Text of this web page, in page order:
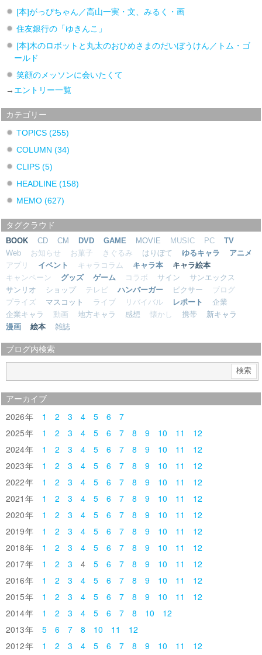
[本]がっぴちゃん／高山一実・文、みるく・画
住友銀行の「ゆきんこ」
[本]木のロボットと丸太のおひめさまのだいぼうけん／トム・ゴ
ールド
笑顔のメッソンに会いたくて
→ エントリー一覧
カテゴリー
TOPICS(255)
COLUMN(34)
CLIPS(5)
HEADLINE(158)
MEMO(627)
タグクラウド
BOOK CD CM DVD GAME MOVIE MUSIC PC
TV
Web
お知らせ お菓子 きぐるみ はりぼて ゆるキャラ
アニメ
アプリ
イベント キャラコラム キャラ本
キャラ絵本
キャンペーン
グッズ ゲーム コラボ サイン
サンエックス
サンリオ
ショップ テレビ ハンバーガー ピクサー
ブログ
プライズ
マスコット ライブ リバイバル レポート
企業
企業キャラ
動画 地方キャラ 感想 懐かし 携帯
新キャラ
漫画
絵本 雑誌
ブログ内検索
アーカイブ
2026 1 2 3 4 5 6
7
2025
1 2 3 4 5 6 7 8 9 10 11
12
2024
1 2 3 4 5 6 7 8 9 10 11
12
2023
1 2 3 4 5 6 7 8 9 10 11
12
2022
1 2 3 4 5 6 7 8 9 10 11
12
2021
1 2 3 4 5 6 7 8 9 10 11
12
2020
1 2 3 4 5 6 7 8 9 10 11
12
2019
1 2 3 4 5 6 7 8 9 10 11
12
2018
1 2 3 4 5 6 7 8 9 10 11
12
2017
1 2 3 4 5 6 7 8 9 10 11
12
2016
1 2 3 4 5 6 7 8 9 10 11
12
2015
1 2 3 4 5 6 7 8 9 10 11
12
2014
1 2 3 4 5 6 7 8 10
12
2013
5 6 7 8 10 11
12
2012
1 2 3 4 5 6 7 8 9 10 11 12